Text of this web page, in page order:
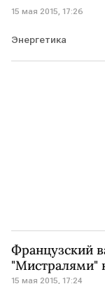
15 мая 2015, 17:26
Энергетика
Французский
"Мистралями"
15 мая 2015, 17:24